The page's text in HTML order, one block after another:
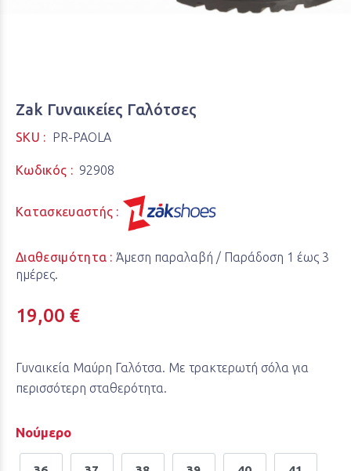
Zak Γυναικείες Γαλότσες
SKU : PR-PAOLA
Κωδικός : 92908
Κατασκευαστής :
Διαθεσιμότητα :Άμεση παραλαβή / Παράδoση 1 έως 3
ημέρες.
19,00 €
Γυναικεία Μαύρη Γαλότσα. Mε τρακτερωτή σόλα για
περισσότερη σταθερότητα.
Νούμερο